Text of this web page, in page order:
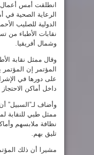
انطلقت أمس أعمال
الرعاية الصحية في
الدولية للصليب
نقابات الأطباء من
وشمال أفريقيا.
وقال ممثل نقابة
المؤتمر إن
على دورها في
داخل أماكن
وأضاف لـ”السبيل”
ممثل طبي للنقابة
نظافة ملابسهم
تليق بهم.
مشيرا أن ذلك